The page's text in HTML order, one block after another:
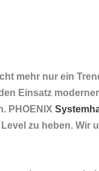
mehr nur ein
Einsatz
PHOENIX
zu heben.